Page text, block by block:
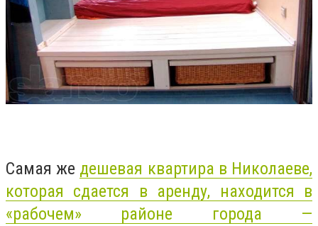
Самая же дешевая квартира в Николаеве,
которая сдается в аренду, находится в
«рабочем» районе города —